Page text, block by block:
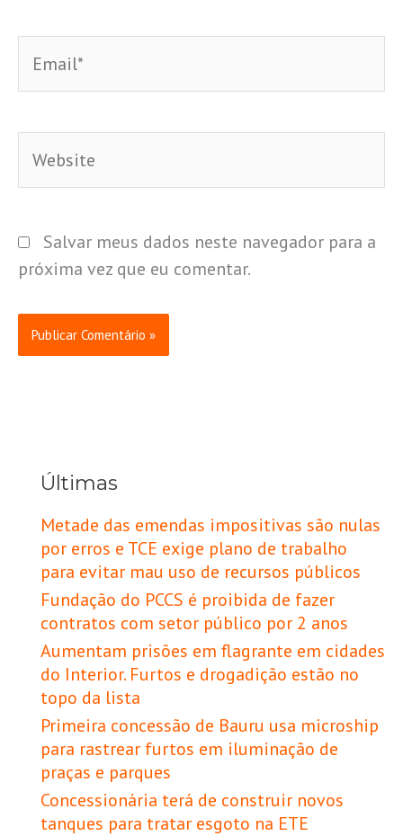
Salvar meus dados neste navegador para a
próxima vez que eu comentar.
Últimas
Metade das emendas impositivas são nulas
por erros e TCE exige plano de trabalho
para evitar mau uso de recursos públicos
Fundação do PCCS é proibida de fazer
contratos com setor público por 2 anos
Aumentam prisões em flagrante em cidades
do Interior. Furtos e drogadição estão no
topo da lista
Primeira concessão de Bauru usa microship
para rastrear furtos em iluminação de
praças e parques
Concessionária terá de construir novos
tanques para tratar esgoto na ETE